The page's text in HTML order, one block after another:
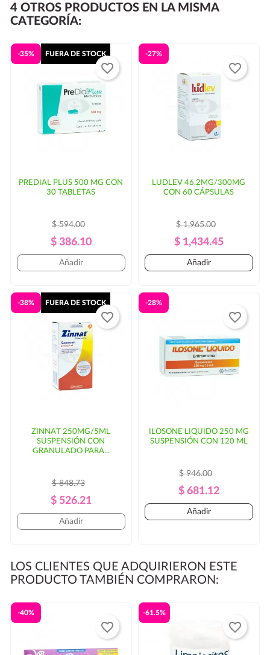
entregarse al día siguiente.
habituales de puede haber un
incremento en el costo del envío y/o mayor tiempo de
entrega. En ese caso, se solicitaría autorización por
parte del cliente.
4 OTROS PRODUCTOS EN LA MISMA
CATEGORÍA:
PREDIAL PLUS 500 MG CON
30 TABLETAS
Precio
Regular
$ 594.00
Precio
$ 386.10
-35% FUERA DE STOCK
Añadir
favorite_border
LUDLEV 46.2MG/300MG
CON 60 CÁPSULAS
Precio
Regular
$ 1,965.00
Precio
$ 1,434.45
-27%
Añadir
favorite_border
ZINNAT 250MG/5ML
SUSPENSIÓN CON
GRANULADO PARA...
Precio
Regular
$ 848.73
Precio
$ 526.21
-38% FUERA DE STOCK
Añadir
favorite_border
ILOSONE LIQUIDO 250 MG
SUSPENSIÓN CON 120 ML
Precio
Regular
$ 946.00
Precio
$ 681.12
-28%
Añadir
favorite_border
LOS CLIENTES QUE ADQUIRIERON ESTE
PRODUCTO TAMBIÉN COMPRARON:
-40%
favorite_border
-61.5%
favorite_border